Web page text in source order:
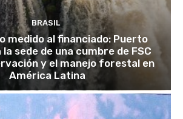
BRASIL
medido al financiado: Puerto
sede de una cumbre de FSC
y el manejo forestal en
América Latina